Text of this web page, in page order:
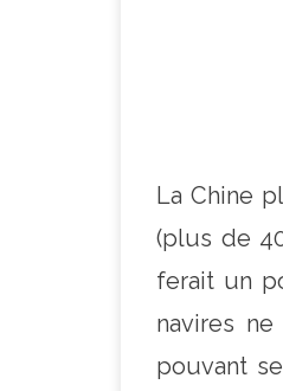
La Chine
(plus de
ferait un
navires
pouvant